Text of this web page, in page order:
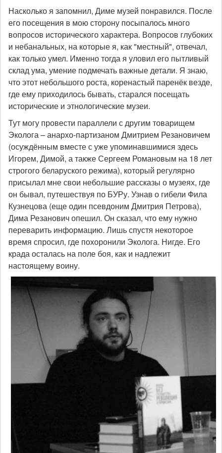
Насколько я запомнил, Диме музей понравился. После
его посещения в мою сторону посыпалось много
вопросов исторического характера. Вопросов глубоких
и небанальных, на которые я, как "местный", отвечал,
как только умел. Именно тогда я уловил его пытливый
склад ума, умение подмечать важные детали. Я знаю,
что этот небольшого роста, коренастый паренёк везде,
где ему приходилось бывать, старался посещать
исторические и этнологические музеи.
Тут могу провести параллели с другим товарищем
Эколога – анархо-партизаном Дмитрием Резановичем
(осуждённым вместе с уже упоминавшимися здесь
Игорем, Димой, а также Сергеем Романовым на 18 лет
строгого беларуского режима), который регулярно
присылал мне свои небольшие рассказы о музеях, где
он бывал, путешествуя по БУРу. Узнав о гибели Фила
Кузнецова (еще один псевдоним Дмитрия Петрова),
Дима Резанович опешил. Он сказал, что ему нужно
переварить информацию. Лишь спустя некоторое
время спросил, где похоронили Эколога. Нигде. Его
крада осталась на поле боя, как и надлежит
настоящему воину.